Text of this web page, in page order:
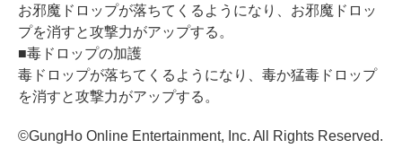
お邪魔ドロップが落ちてくるようになり、お邪魔ドロッ
プを消すと攻撃力がアップする。
■毒ドロップの加護
毒ドロップが落ちてくるようになり、毒か猛毒ドロップ
を消すと攻撃力がアップする。
©GungHo Online Entertainment, Inc. All Rights Reserved.